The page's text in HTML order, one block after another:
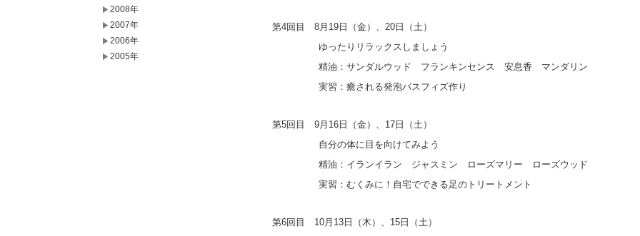
第4回目 8月19日（金）、20日（土）
ゆったりリラックスしましょう
精油：サンダルウッド フランキンセンス 安息香 マンダリン
実習：癒される発泡バスフィズ作り
第5回目 9月16日（金）、17日（土）
自分の体に目を向けてみよう
精油：イランイラン ジャスミン ローズマリー ローズウッド
実習：むくみに！自宅でできる足のトリートメント
第6回目 10月13日（木）、15日（土）
2008年
2007年
2006年
2005年